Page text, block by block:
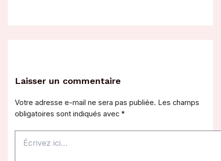
Laisser un commentaire
Votre adresse e-mail ne sera pas publiée. Les champs
obligatoires sont indiqués avec*
ici…